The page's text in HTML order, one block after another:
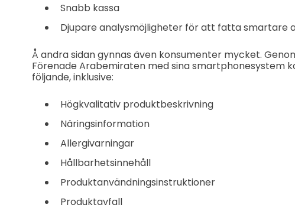
Snabb kassa
Djupare analysmöjligheter för att fatta smartare
Å andra sidan gynnas även konsumenter mycket.
Förenade Arabemiraten med sina smartphonesystem
följande, inklusive:
Högkvalitativ produktbeskrivning
Näringsinformation
Allergivarningar
Hållbarhetsinnehåll
Produktanvändningsinstruktioner
Produktavfall